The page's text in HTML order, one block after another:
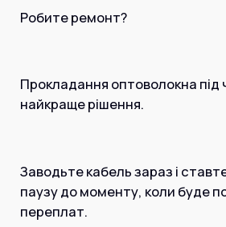
Робите ремонт?
Прокладання оптоволокна
найкраще рішення.
Заводьте кабель зараз і
паузу до моменту, коли буде
переплат.